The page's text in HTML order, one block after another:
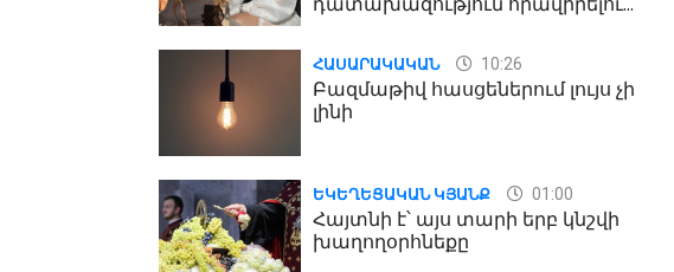
ՀԱՍԱՐԱԿԱԿԱՆ 10:26
Բազմաթիվ հասցեներում լույս չի
լինի
ԵԿԵՂԵՑԱԿԱՆ ԿՅԱՆՔ 01:00
Հայտնի է՝ այս տարի երբ կնշվի
խաղողօրհնեքը